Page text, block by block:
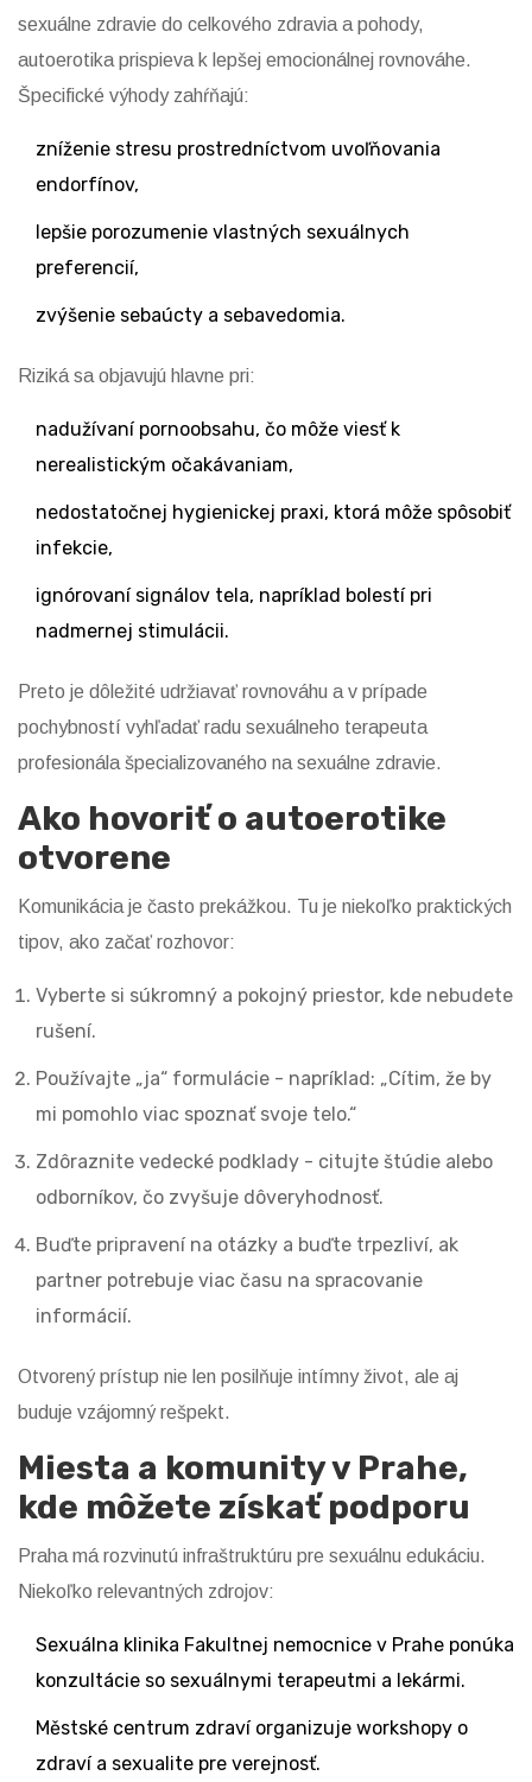
sexuálne zdravie do celkového zdravia a pohody,
autoerotika prispieva k lepšej emocionálnej rovnováhe.
Špecifické výhody zahŕňajú:
zníženie stresu prostredníctvom uvoľňovania
endorfínov,
lepšie porozumenie vlastných sexuálnych
preferencií,
zvýšenie sebaúcty a sebavedomia.
Riziká sa objavujú hlavne pri:
nadužívaní pornoobsahu, čo môže viesť k
nerealistickým očakávaniam,
nedostatočnej hygienickej praxi, ktorá môže spôsobiť
infekcie,
ignórovaní signálov tela, napríklad bolestí pri
nadmernej stimulácii.
Preto je dôležité udržiavať rovnováhu a v prípade
pochybností vyhľadať radu sexuálneho terapeuta
profesionála špecializovaného na sexuálne zdravie.
Ako hovoriť o autoerotike
otvorene
Komunikácia je často prekážkou. Tu je niekoľko praktických
tipov, ako začať rozhovor:
Vyberte si súkromný a pokojný priestor, kde nebudete
rušení.
Používajte „ja“ formulácie - napríklad: „Cítim, že by
mi pomohlo viac spoznať svoje telo.“
Zdôraznite vedecké podklady - citujte štúdie alebo
odborníkov, čo zvyšuje dôveryhodnosť.
Buďte pripravení na otázky a buďte trpezliví, ak
partner potrebuje viac času na spracovanie
informácií.
Otvorený prístup nie len posilňuje intímny život, ale aj
buduje vzájomný rešpekt.
Miesta a komunity v Prahe,
kde môžete získať podporu
Praha má rozvinutú infraštruktúru pre sexuálnu edukáciu.
Niekoľko relevantných zdrojov:
Sexuálna klinika Fakultnej nemocnice v Prahe ponúka
konzultácie so sexuálnymi terapeutmi a lekármi.
Městské centrum zdraví organizuje workshopy o
zdraví a sexualite pre verejnosť.